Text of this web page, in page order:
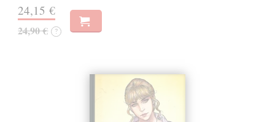
24,15 €
24,90 € ?